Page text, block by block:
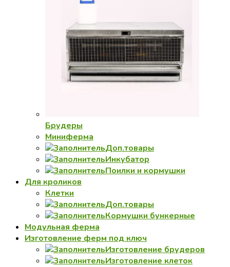
Брудеры
Миниферма
Доп.товары
Инкубатор
Поилки и кормушки
Для кроликов
Клетки
Доп.товары
Кормушки бункерные
Модульная ферма
Изготовление ферм под ключ
Изготовление брудеров
Изготовление клеток